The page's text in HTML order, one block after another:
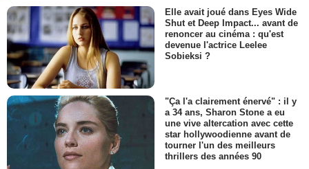
Elle avait joué dans Eyes Wide
Shut et Deep Impact... avant de
renoncer au cinéma : qu'est
devenue l'actrice Leelee
Sobieksi ?
"Ça l'a clairement énervé" : il y
a 34 ans, Sharon Stone a eu
une vive altercation avec cette
star hollywoodienne avant de
tourner l'un des meilleurs
thrillers des années 90